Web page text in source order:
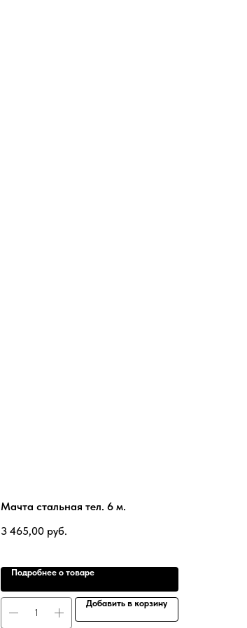
Мачта стальная тел. 6 м.
3 465,00 руб.
Подробнее о товаре
Добавить в корзину